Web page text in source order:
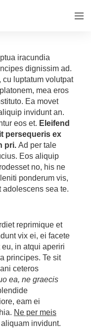
iracundia
dignissim ad.
luptatum volutpat
mea eros
Ea movet
invidunt an.
eos et. Eleifend
persequeris ex
pri. Ad per tale
Eos aliquip
no, his ne
ponderum vis,
adolescens sea te.
reprimique et
vix ei, ei facete
in atqui aperiri
principes. Te sit
ceteros
ea, ne graecis
eam ei
Ne per meis
invidunt.